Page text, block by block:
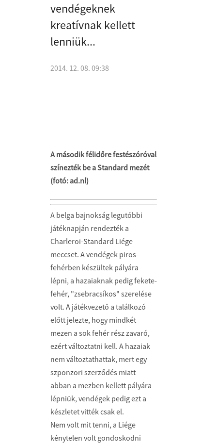
vendégeknek
kreatívnak kellett
lenniük...
2014. 12. 08. 09:38
A második félidőre festészóróval
színezték be a Standard mezét
(fotó: ad.nl)
A belga bajnokság legutóbbi
játéknapján rendezték a
Charleroi-Standard Liége
meccset. A vendégek piros-
fehérben készültek pályára
lépni, a hazaiaknak pedig fekete-
fehér, "zsebracsíkos" szerelése
volt. A játékvezető a találkozó
előtt jelezte, hogy mindkét
mezen a sok fehér rész zavaró,
ezért változtatni kell. A hazaiak
nem változtathattak, mert egy
szponzori szerződés miatt
abban a mezben kellett pályára
lépniük, vendégek pedig ezt a
készletet vitték csak el.
Nem volt mit tenni, a Liége
kénytelen volt gondoskodni